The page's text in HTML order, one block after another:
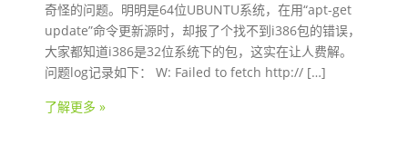
奇怪的问题。明明是64位UBUNTU系统，在用“apt-get
update”命令更新源时，却报了个找不到i386包的错误，
大家都知道i386是32位系统下的包，这实在让人费解。
问题log记录如下： W: Failed to fetch http:// […]
了解更多 »